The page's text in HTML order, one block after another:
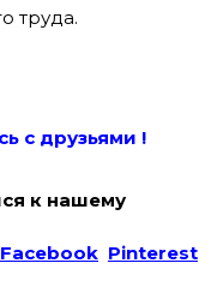
труда.
с друзьями !
к нашему
Facebook Pinterest